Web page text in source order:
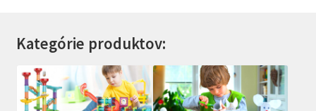
Kategórie produktov: